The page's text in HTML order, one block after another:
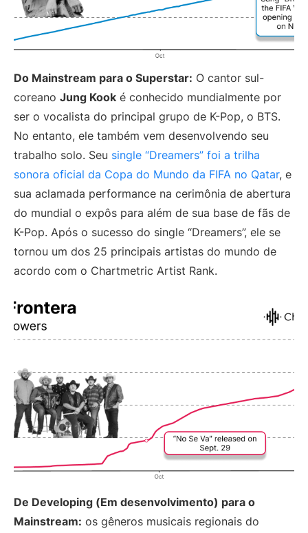
Do Mainstream para o Superstar: O cantor sul-
coreano Jung Kook é conhecido mundialmente por
ser o vocalista do principal grupo de K-Pop, o BTS.
No entanto, ele também vem desenvolvendo seu
trabalho solo. Seu single “Dreamers” foi a trilha
sonora oficial da Copa do Mundo da FIFA no Qatar, e
sua aclamada performance na cerimônia de abertura
do mundial o expôs para além de sua base de fãs de
K-Pop. Após o sucesso do single “Dreamers”, ele se
tornou um dos 25 principais artistas do mundo de
acordo com o Chartmetric Artist Rank.
De Developing (Em desenvolvimento) para o
Mainstream: os gêneros musicais regionais do